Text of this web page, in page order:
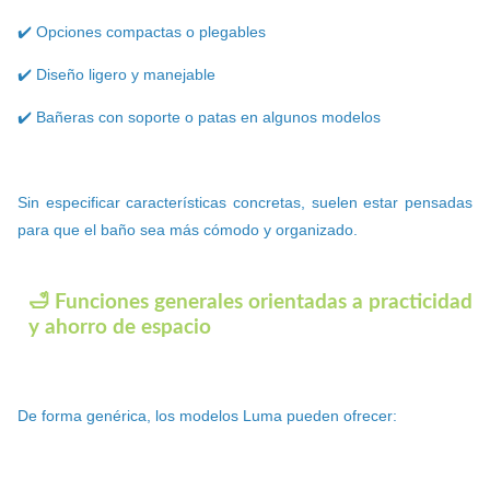
✔️ Opciones compactas o plegables
✔️ Diseño ligero y manejable
✔️ Bañeras con soporte o patas en algunos modelos
Sin especificar características concretas, suelen estar pensadas
para que el baño sea más cómodo y organizado.
🛁 Funciones generales orientadas a practicidad
y ahorro de espacio
De forma genérica, los modelos Luma pueden ofrecer: